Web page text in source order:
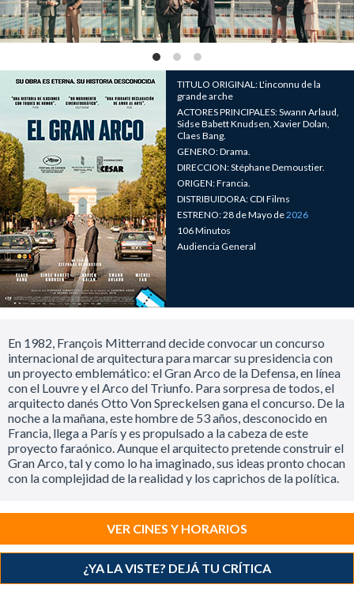
TITULO ORIGINAL: L'inconnu de la
grande arche
ACTORES PRINCIPALES: Swann Arlaud,
Sidse Babett Knudsen, Xavier Dolan,
Claes Bang.
GENERO: Drama.
DIRECCION: Stéphane Demoustier.
ORIGEN: Francia.
DISTRIBUIDORA: CDI Films
ESTRENO: 28 de Mayo de2026
106 Minutos
Audiencia General
En 1982, François Mitterrand decide convocar un concurso
internacional de arquitectura para marcar su presidencia con
un proyecto emblemático: el Gran Arco de la Defensa, en línea
con el Louvre y el Arco del Triunfo. Para sorpresa de todos, el
arquitecto danés Otto Von Spreckelsen gana el concurso. De la
noche a la mañana, este hombre de 53 años, desconocido en
Francia, llega a París y es propulsado a la cabeza de este
proyecto faraónico. Aunque el arquitecto pretende construir el
Gran Arco, tal y como lo ha imaginado, sus ideas pronto chocan
con la complejidad de la realidad y los caprichos de la política.
VER CINES Y HORARIOS
¿YA LA VISTE? DEJÁ TU CRÍTICA